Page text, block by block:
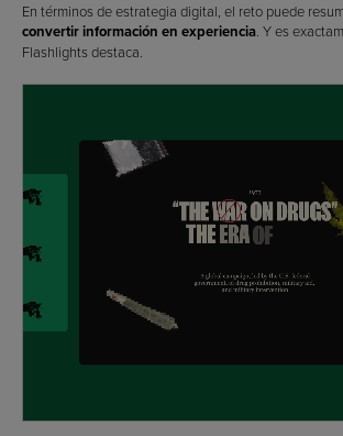
En términos de estrategia digital, el reto puede
convertir información en experiencia. Y es
Flashlights destaca.